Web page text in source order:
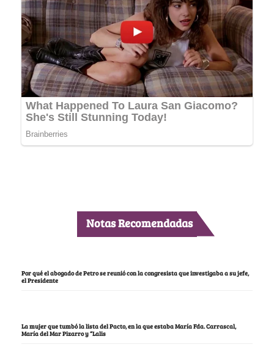
Notas Recomendadas
Por qué el abogado de Petro se reunió con la congresista que investigaba a su jefe,
el Presidente
La mujer que tumbó la lista del Pacto, en la que estaba María Fda. Carrascal,
María del Mar Pizarro y “Lalis